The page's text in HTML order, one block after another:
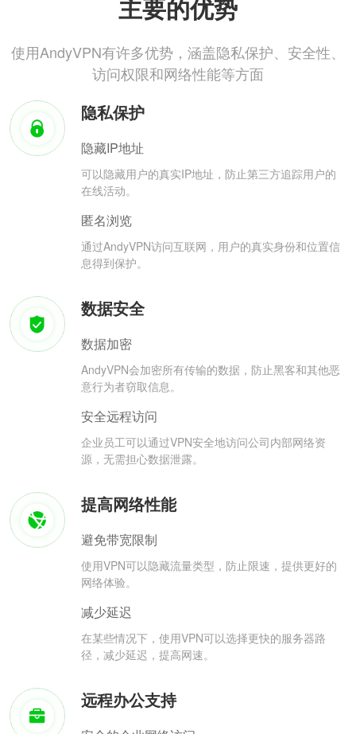
主要的优势
使用AndyVPN有许多优势，涵盖隐私保护、安全性、
访问权限和网络性能等方面
隐私保护
隐藏IP地址
可以隐藏用户的真实IP地址，防止第三方追踪用户的
在线活动。
匿名浏览
通过AndyVPN访问互联网，用户的真实身份和位置信
息得到保护。
数据安全
数据加密
AndyVPN会加密所有传输的数据，防止黑客和其他恶
意行为者窃取信息。
安全远程访问
企业员工可以通过VPN安全地访问公司内部网络资
源，无需担心数据泄露。
提高网络性能
避免带宽限制
使用VPN可以隐藏流量类型，防止限速，提供更好的
网络体验。
减少延迟
在某些情况下，使用VPN可以选择更快的服务器路
径，减少延迟，提高网速。
远程办公支持